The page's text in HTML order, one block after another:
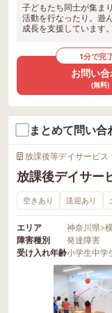
子どもたち同士が集ま
活動を行なったり。遊
成長を支援しています
1分で完
お問い
(無料)
まとめて問い合
放課後等デイサービス
放課後デイサ
空きあり 送迎あり
エリア 神奈川県>
障害種別
発達障害
受け入れ年齢小学生中学